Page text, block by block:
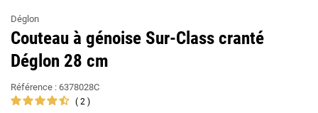
Déglon
Couteau à génoise Sur-Class cranté
Déglon 28 cm
Référence : 6378028C
2